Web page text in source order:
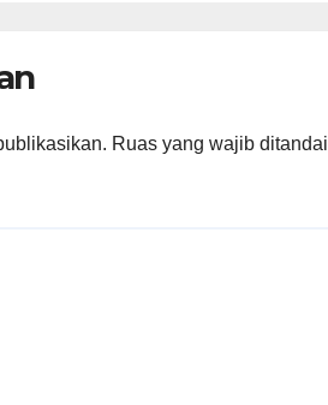
Ruas yang wajib ditandai